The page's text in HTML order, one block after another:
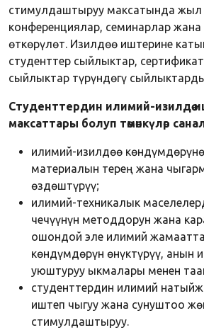
стимулдаштыруу максатында жыл
конференциялар, семинарлар жана
өткөрүлөт. Изилдөө иштерине
студенттер сыйлыктар,
сыйлыктар түрүндөгү
Студенттердин илимий-изилдөө
максаттары болуп төмөнкүлөр
илимий-изилдөө көндүмдөрүнө
материалын терең жана
өздөштүрүү;
илимий-техникалык
чечүүнүн методдорун жана
ошондой эле илимий
көндүмдөрүн өнүктүрүү, анын
уюштуруу ыкмалары менен
студенттердин илимий
иштеп чыгуу жана сунуштоо
стимулдаштыруу.